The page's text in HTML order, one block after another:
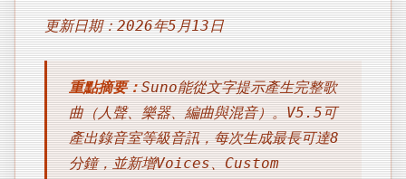
更新日期：2026年5月13日
重點摘要：Suno能從文字提示產生完整歌
曲（人聲、樂器、編曲與混音）。V5.5可
產出錄音室等級音訊，每次生成最長可達8
分鐘，並新增Voices、Custom